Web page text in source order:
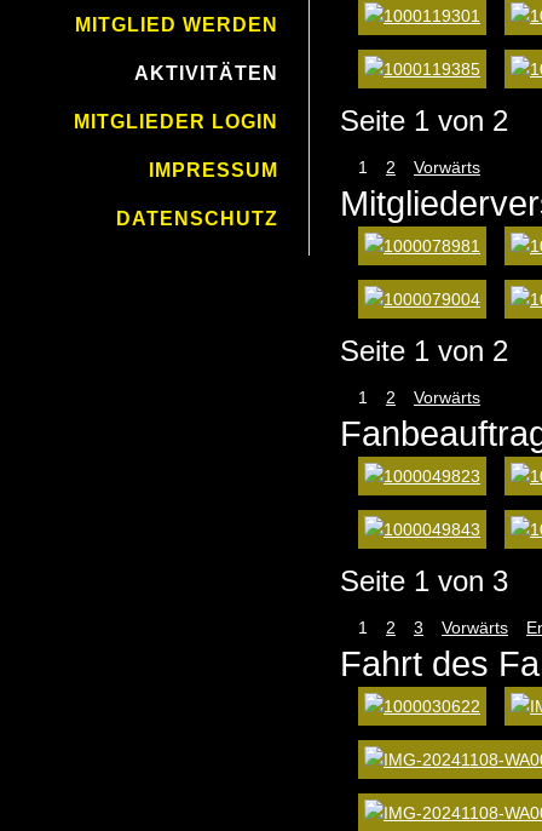
MITGLIED WERDEN
AKTIVITÄTEN
MITGLIEDER LOGIN
IMPRESSUM
DATENSCHUTZ
Seite 1 von 2
1 2 Vorwärts
Seite 1 von 2
1 2 Vorwärts
Seite 1 von 3
1 2 3 Vorwärts
Fahrt des